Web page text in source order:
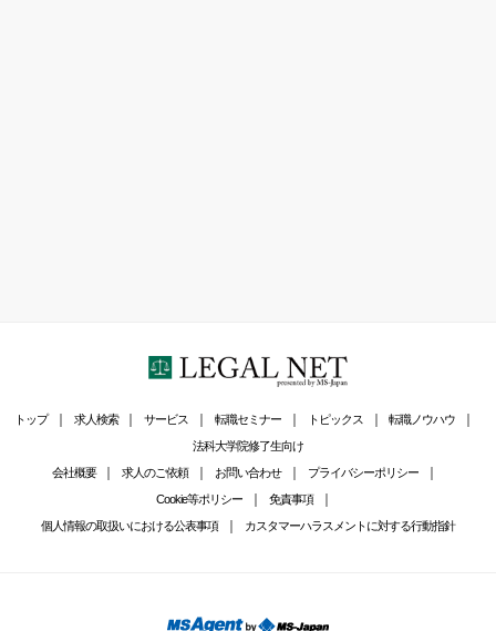
トップ 求人検索 サービス 転職セミナー トピックス
転職ノウハウ
法科大学院修了生向け
会社概要
求人のご依頼 お問い合わせ
プライバシーポリシー
Cookie等ポリシー
免責事項
個人情報の取扱いにおける公表事項
カスタマーハラスメントに対する行動指針